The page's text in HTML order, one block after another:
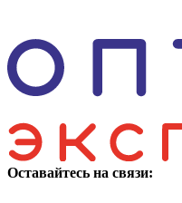
Оставайтесь на связи: